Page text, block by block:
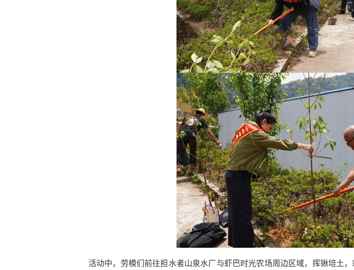
活动中，劳模们前往担水者山泉水厂与虾巴时光农场周边区域，挥锹培土